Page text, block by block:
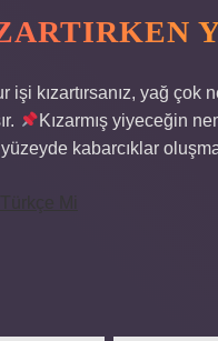
işi kızartırsanız, yağ
Kızarmış yiyeceğin
kabarcıklar
Mi